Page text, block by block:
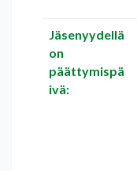
Jäsenyydellä
on
päättymispä
ivä: